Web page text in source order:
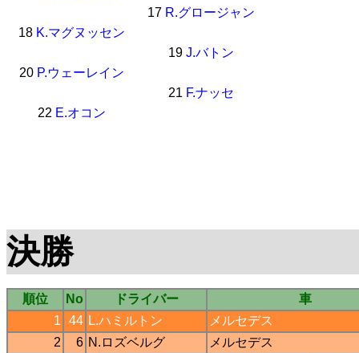
17 R.グロージャン
18 K.マグヌッセン
19 J.バトン
20 P.ウェーレイン
21 F.ナッセ
22 E.オコン
決勝
順位 No ドライバー
車
1
44 L.ハミルトン
メルセデス
2
6 N.ロズベルグ
メルセデス